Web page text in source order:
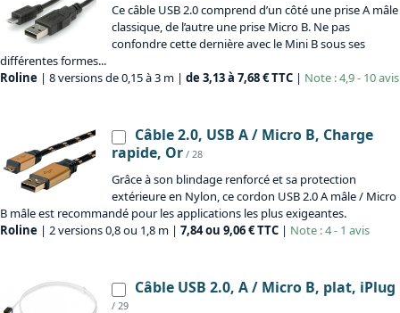
Ce câble USB 2.0 comprend d’un côté une prise A mâle
classique, de l’autre une prise Micro B. Ne pas
confondre cette dernière avec le Mini B sous ses
différentes formes...
Roline | 8 versions de 0,15 à 3 m | de 3,13 à 7,68 € TTC | Note : 4,9 - 10 avis
Câble 2.0, USB A / Micro B, Charge
rapide, Or / 28
Grâce à son blindage renforcé et sa protection
extérieure en Nylon, ce cordon USB 2.0 A mâle / Micro
B mâle est recommandé pour les applications les plus exigeantes.
Roline | 2 versions 0,8 ou 1,8 m | 7,84 ou 9,06 € TTC | Note : 4 - 1 avis
Câble USB 2.0, A / Micro B, plat, iPlug
/ 29